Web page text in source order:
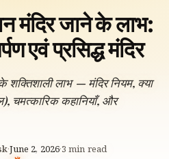
मंदिर जाने के लाभ:
एवं प्रसिद्ध मंदिर
शक्तिशाली लाभ — मंदिर नियम, क्या
चमत्कारिक कहानियाँ, और
·June 2, 2026·3 min read